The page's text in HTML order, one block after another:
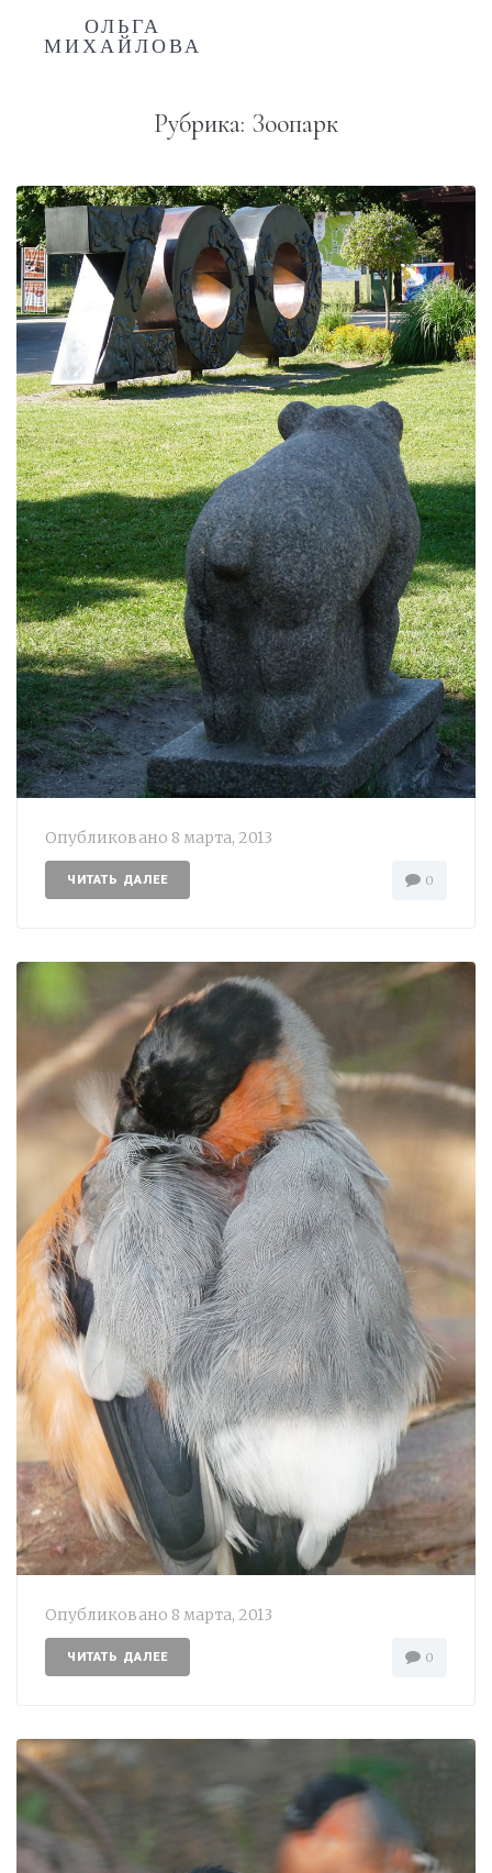
ОЛЬГА
МИХАЙЛОВА
Рубрика: Зоопарк
Опубликовано 8 марта, 2013
ЧИТАТЬ ДАЛЕЕ 0
Опубликовано 8 марта, 2013
ЧИТАТЬ ДАЛЕЕ 0